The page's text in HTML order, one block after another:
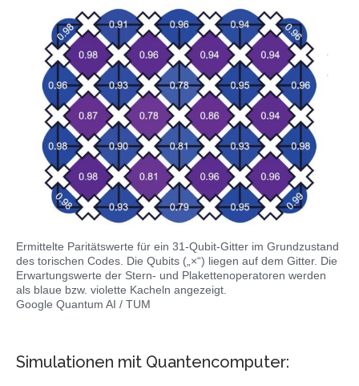
Ermittelte Paritätswerte für ein 31-Qubit-Gitter im Grundzustand
des torischen Codes. Die Qubits („×“) liegen auf dem Gitter. Die
Erwartungswerte der Stern- und Plakettenoperatoren werden
als blaue bzw. violette Kacheln angezeigt.
Google Quantum AI / TUM
Simulationen mit Quantencomputer: